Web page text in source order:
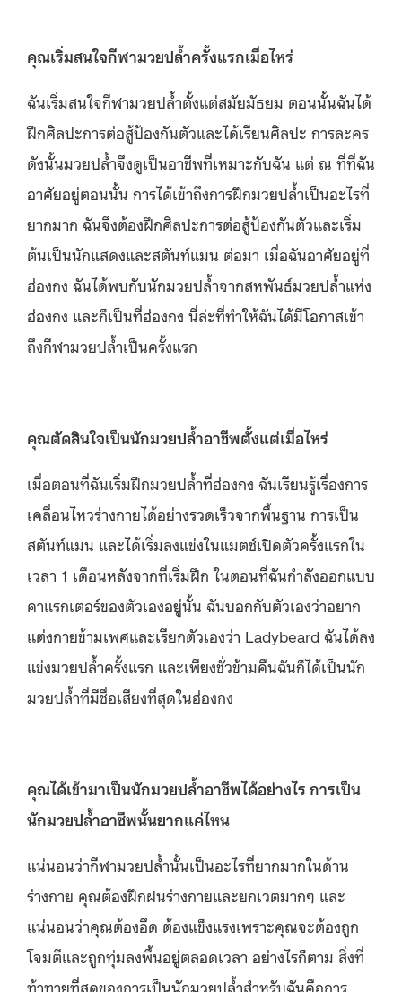
คุณเริ่มสนใจกีฬามวยปล้ำครั้งแรกเมื่อไหร่
ฉันเริ่มสนใจกีฬามวยปล้ำตั้งแต่สมัยมัธยม ตอนนั้นฉันได้
ฝึกศิลปะการต่อสู้ป้องกันตัวและได้เรียนศิลปะ การละคร
ดังนั้นมวยปล้ำจึงดูเป็นอาชีพที่เหมาะกับฉัน แต่ ณ ที่ที่ฉัน
อาศัยอยู่ตอนนั้น การได้เข้าถึงการฝึกมวยปล้ำเป็นอะไรที่
ยากมาก ฉันจึงต้องฝึกศิลปะการต่อสู้ป้องกันตัวและเริ่ม
ต้นเป็นนักแสดงและสตันท์แมน ต่อมา เมื่อฉันอาศัยอยู่ที่
ฮ่องกง ฉันได้พบกับนักมวยปล้ำจากสหพันธ์มวยปล้ำแห่ง
ฮ่องกง และก็เป็นที่ฮ่องกง นี่ล่ะที่ทำให้ฉันได้มีโอกาสเข้า
ถึงกีฬามวยปล้ำเป็นครั้งแรก
คุณตัดสินใจเป็นนักมวยปล้ำอาชีพตั้งแต่เมื่อไหร่
เมื่อตอนที่ฉันเริ่มฝึกมวยปล้ำที่ฮ่องกง ฉันเรียนรู้เรื่องการ
เคลื่อนไหวร่างกายได้อย่างรวดเร็วจากพื้นฐาน การเป็น
สตันท์แมน และได้เริ่มลงแข่งในแมตช์เปิดตัวครั้งแรกใน
เวลา 1 เดือนหลังจากที่เริ่มฝึก ในตอนที่ฉันกำลังออกแบบ
คาแรกเตอร์ของตัวเองอยู่นั้น ฉันบอกกับตัวเองว่าอยาก
แต่งกายข้ามเพศและเรียกตัวเองว่า Ladybeard ฉันได้ลง
แข่งมวยปล้ำครั้งแรก และเพียงชั่วข้ามคืนฉันก็ได้เป็นนัก
มวยปล้ำที่มีชื่อเสียงที่สุดในฮ่องกง
คุณได้เข้ามาเป็นนักมวยปล้ำอาชีพได้อย่างไร การเป็น
นักมวยปล้ำอาชีพนั้นยากแค่ไหน
แน่นอนว่ากีฬามวยปล้ำนั้นเป็นอะไรที่ยากมากในด้าน
ร่างกาย คุณต้องฝึกฝนร่างกายและยกเวตมากๆ และ
แน่นอนว่าคุณต้องอึด ต้องแข็งแรงเพราะคุณจะต้องถูก
โจมตีและถูกทุ่มลงพื้นอยู่ตลอดเวลา อย่างไรก็ตาม สิ่งที่
ท้าทายที่สุดของการเป็นนักมวยปล้ำสำหรับฉันคือการ